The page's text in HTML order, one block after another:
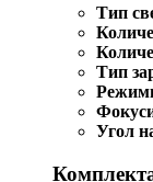
Тип
Тип
Угол